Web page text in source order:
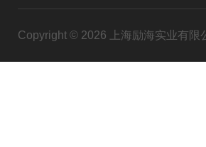
Copyright © 2026 上海励海实业有限